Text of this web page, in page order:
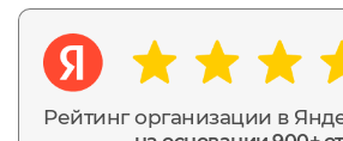
Рейтинг организации в